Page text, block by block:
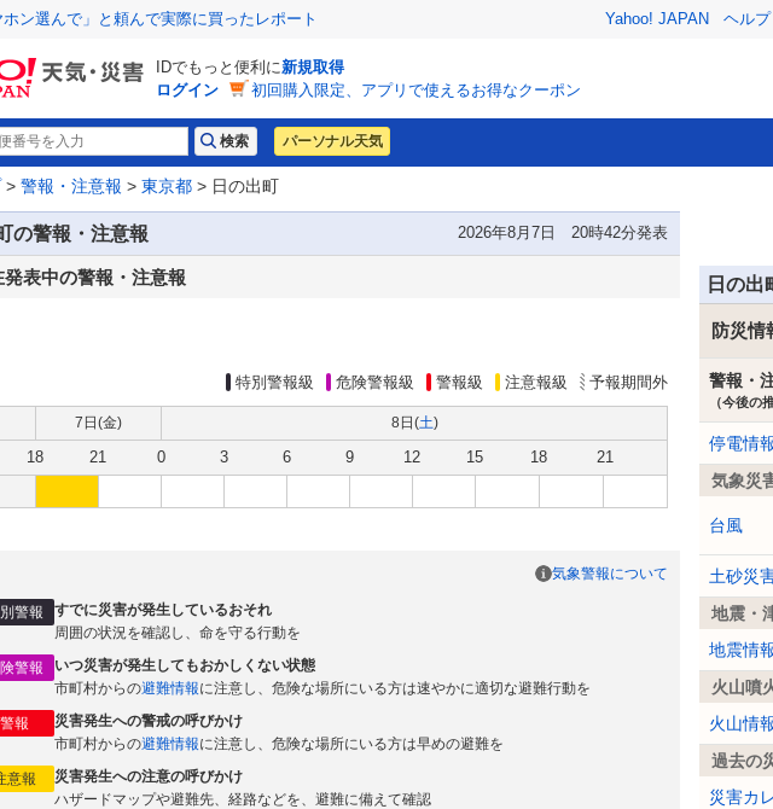
ン選んで」と頼んで実際に買ったレポート Yahoo! JAPAN ヘルプ
IDでもっと便利に新規取得
ログイン
初回購入限定、アプリで使えるお得なクーポン
パーソナル天気
> 警報・注意報 > 東京都 > 日の出町
の警報・注意報 2026年8月7日 20時42分発表
発表中の警報・注意報
特別警報級 危険警報級 警報級 注意報級 予報期間外
7日(金) 8日(土)
18 21 0 3 6 9 12 15 18
21
警報
すでに災害が発生しているおそれ
周囲の状況を確認し、命を守る行動を
警報
いつ災害が発生してもおかしくない状態
市町村からの避難情報に注意し、危険な場所にいる方は速やかに適切な避難行動を
警報
災害発生への警戒の呼びかけ
市町村からの避難情報に注意し、危険な場所にいる方は早めの避難を
意報
災害発生への注意の呼びかけ
ハザードマップや避難先、経路などを、避難に備えて確認
気象警報について
日の出
防災情
警報・
（今後の
停電情
気象災
台風
土砂災
地震・
地震情
火山噴
火山情
過去の
災害カ